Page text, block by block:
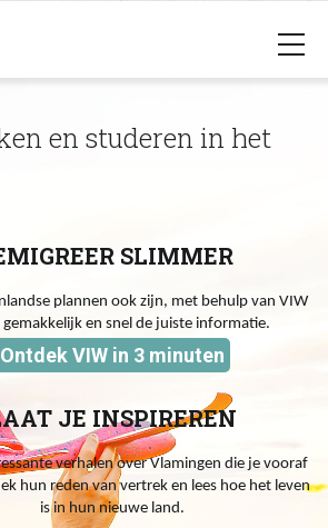
en studeren in het
SLIMMER
plannen ook zijn, met behulp van VIW
en snel de juiste informatie.
Ontdek VIW in 3 minuten
JE INSPIREREN
verhalen over Vlamingen die je vooraf
hun reden van vertrek en lees hoe het leven
is in hun nieuwe land.